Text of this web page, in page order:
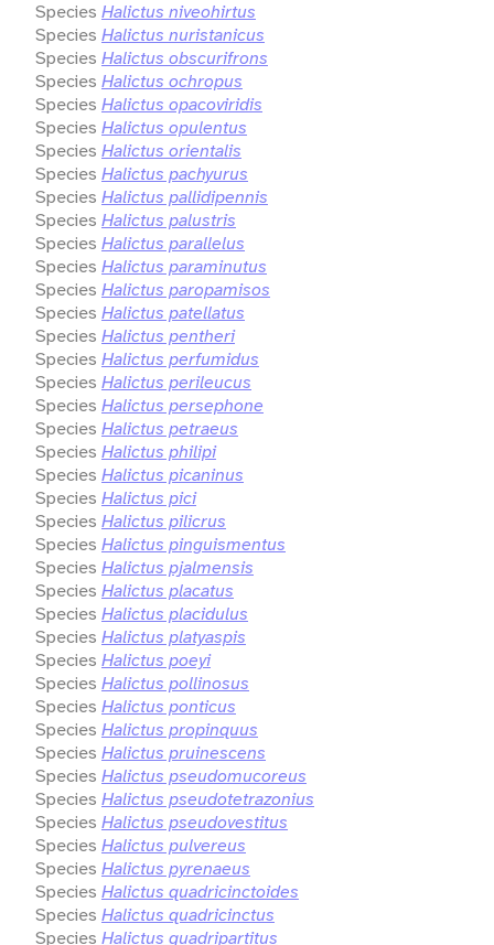
Species Halictus niveohirtus
Species Halictus nuristanicus
Species Halictus obscurifrons
Species Halictus ochropus
Species Halictus opacoviridis
Species Halictus opulentus
Species Halictus orientalis
Species Halictus pachyurus
Species Halictus pallidipennis
Species Halictus palustris
Species Halictus parallelus
Species Halictus paraminutus
Species Halictus paropamisos
Species Halictus patellatus
Species Halictus pentheri
Species Halictus perfumidus
Species Halictus perileucus
Species Halictus persephone
Species Halictus petraeus
Species Halictus philipi
Species Halictus picaninus
Species Halictus pici
Species Halictus pilicrus
Species Halictus pinguismentus
Species Halictus pjalmensis
Species Halictus placatus
Species Halictus placidulus
Species Halictus platyaspis
Species Halictus poeyi
Species Halictus pollinosus
Species Halictus ponticus
Species Halictus propinquus
Species Halictus pruinescens
Species Halictus pseudomucoreus
Species Halictus pseudotetrazonius
Species Halictus pseudovestitus
Species Halictus pulvereus
Species Halictus pyrenaeus
Species Halictus quadricinctoides
Species Halictus quadricinctus
Species Halictus quadripartitus